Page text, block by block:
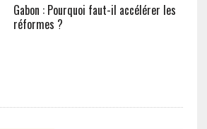
Gabon : Pourquoi faut-il accélérer les
réformes ?